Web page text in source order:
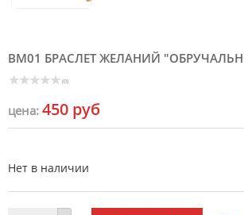
BM01 БРАСЛЕТ ЖЕЛАНИЙ
(0)
цена: 450 руб
Нет в наличии